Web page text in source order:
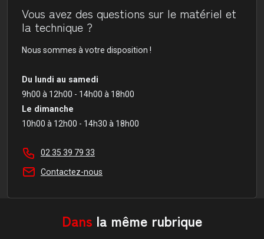
Vous avez des questions sur le matériel et
la technique ?
Nous sommes à votre disposition !
Du lundi au samedi
9h00 à 12h00 - 14h00 à 18h00
Le dimanche
10h00 à 12h00 - 14h30 à 18h00
02 35 39 79 33
Contactez-nous
Dans la même rubrique